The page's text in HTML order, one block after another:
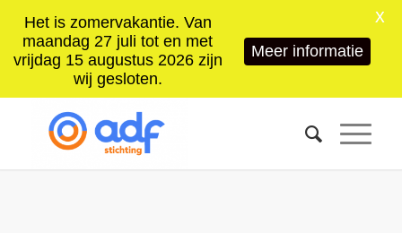
Het is zomervakantie. Van
maandag 27 juli tot en met
vrijdag 15 augustus 2026 zijn
wij gesloten.
Meer informatie
X